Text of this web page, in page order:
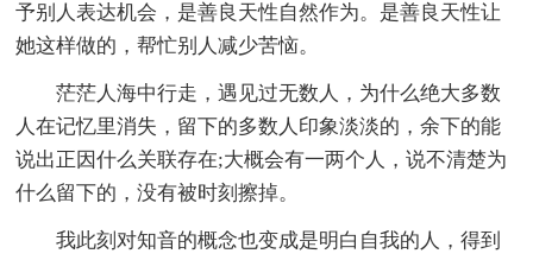
予别人表达机会，是善良天性自然作为。是善良天性让
她这样做的，帮忙别人减少苦恼。
茫茫人海中行走，遇见过无数人，为什么绝大多数
人在记忆里消失，留下的多数人印象淡淡的，余下的能
说出正因什么关联存在;大概会有一两个人，说不清楚为
什么留下的，没有被时刻擦掉。
我此刻对知音的概念也变成是明白自我的人，得到